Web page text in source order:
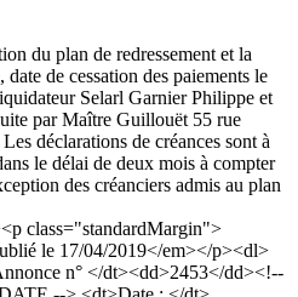
du plan de redressement et la
de cessation des paiements le
Selarl Garnier Philippe et
par Maître Guillouët 55 rue
déclarations de créances sont à
le délai de deux mois à compter
des créanciers admis au plan
class="standardMargin">
le 17/04/2019</em></p><dl>
n° </dt><dd>2453</dd><!--